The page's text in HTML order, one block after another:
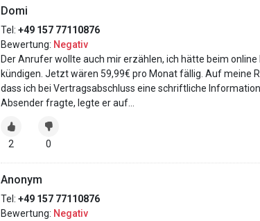
Domi
Tel: +49 157 77110876
Bewertung: Negativ
Der Anrufer wollte auch mir erzählen, ich hätte beim
kündigen. Jetzt wären 59,99€ pro Monat fällig. Auf meine
dass ich bei Vertragsabschluss eine schriftliche
Absender fragte, legte er auf…
2 0
Anonym
Tel: +49 157 77110876
Bewertung: Negativ